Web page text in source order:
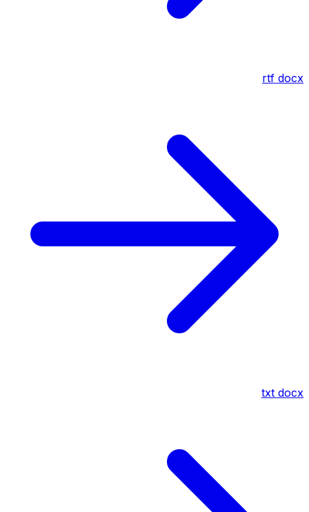
rtf docx
txt docx